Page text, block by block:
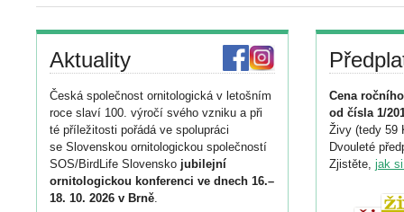
Aktuality
Česká společnost ornitologická v letošním
roce slaví 100. výročí svého vzniku a při
té příležitosti pořádá ve spolupráci
se Slovenskou ornitologickou společností
SOS/BirdLife Slovensko jubilejní
ornitologickou konferenci ve dnech 16.–
18. 10. 2026 v Brně.
Cena
od čísla 1/
Živy (tedy 59
Dvouleté
Zjistěte, jak